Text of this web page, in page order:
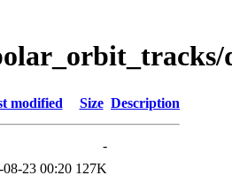
modified Size Description
-
08-23 00:20 127K